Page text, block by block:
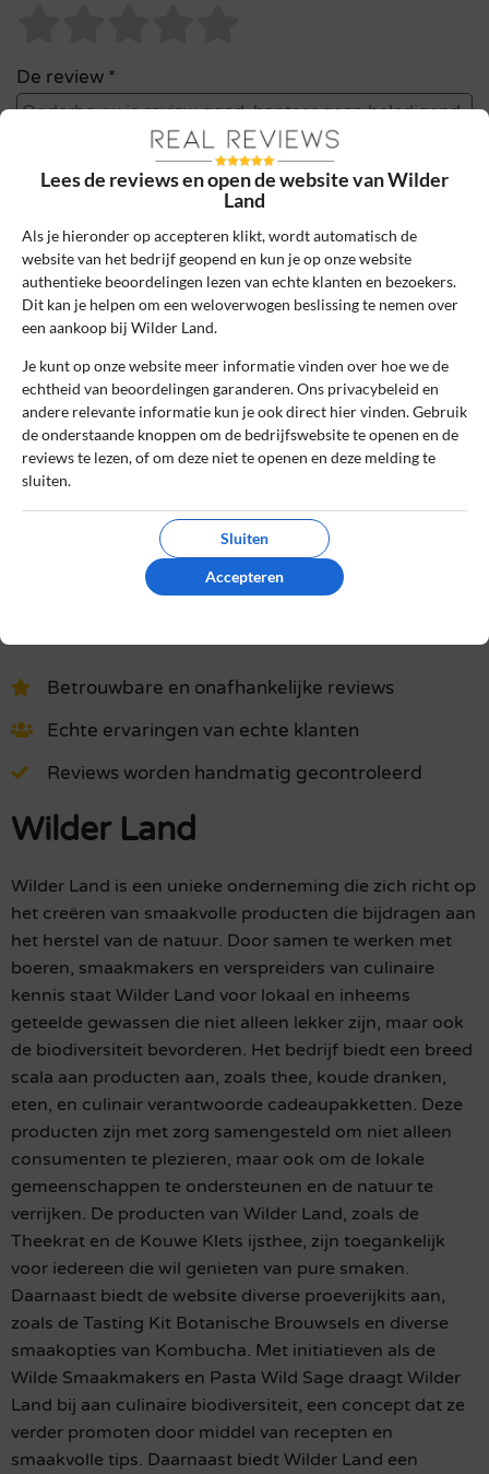
De review *
Ik ga akkoord met de gebruikersvoorwaarden en het
ik een daadwerkelijke ervaring heb met dit bedrijf.
Lees onscontrolebeleiden hoe wij zorgen dat reviews
authentiek zijn.
Het gebruik van deze website is voor zowel bedrijven als
gebruikers geheel gratis. Daarom bevatten sommige pagina's
affiliate links, waarvoor wij een commissie kunnen ontvangen.
Betrouwbare en onafhankelijke reviews
Echte ervaringen van echte klanten
Reviews worden handmatig gecontroleerd
Wilder Land
Wilder Land is een unieke onderneming die zich richt op
het creëren van smaakvolle producten die bijdragen aan
het herstel van de natuur. Door samen te werken met
boeren, smaakmakers en verspreiders van culinaire
kennis staat Wilder Land voor lokaal en inheems
geteelde gewassen die niet alleen lekker zijn, maar ook
de biodiversiteit bevorderen. Het bedrijf biedt een breed
scala aan producten aan, zoals thee, koude dranken,
eten, en culinair verantwoorde cadeaupakketten. Deze
producten zijn met zorg samengesteld om niet alleen
consumenten te plezieren, maar ook om de lokale
gemeenschappen te ondersteunen en de natuur te
verrijken. De producten van Wilder Land, zoals de
Theekrat en de Kouwe Klets ijsthee, zijn toegankelijk
voor iedereen die wil genieten van pure smaken.
Daarnaast biedt de website diverse proeverijkits aan,
zoals de Tasting Kit Botanische Brouwsels en diverse
smaakopties van Kombucha. Met initiatieven als de
Wilde Smaakmakers en Pasta Wild Sage draagt Wilder
Land bij aan culinaire biodiversiteit, een concept dat ze
verder promoten door middel van recepten en
smaakvolle tips. Daarnaast biedt Wilder Land een
Lees de reviews en open de website van Wilder
Land
Als je hieronder op accepteren klikt, wordt automatisch de
website van het bedrijf geopend en kun je op onze website
authentieke beoordelingen lezen van echte klanten en bezoekers.
Dit kan je helpen om een weloverwogen beslissing te nemen over
een aankoop bij Wilder Land.
Je kunt op onze website meer informatie vinden over hoe we de
echtheid van beoordelingen garanderen. Ons privacybeleid en
andere relevante informatie kun je ook direct hier vinden. Gebruik
de onderstaande knoppen om de bedrijfswebsite te openen en de
reviews te lezen, of om deze niet te openen en deze melding te
sluiten.
Sluiten
Accepteren